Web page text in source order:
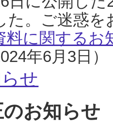
た。ご迷惑
料に関するお
年6月3日）
せ
お知らせ